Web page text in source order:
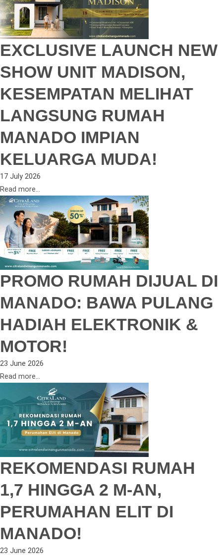
EXCLUSIVE LAUNCH NEW
SHOW UNIT MADISON,
KESEMPATAN MELIHAT
LANGSUNG RUMAH
MANADO IMPIAN
KELUARGA MUDA!
17 July 2026
Read more...
PROMO RUMAH DIJUAL DI
MANADO: BAWA PULANG
HADIAH ELEKTRONIK &
MOTOR!
23 June 2026
Read more...
REKOMENDASI RUMAH
1,7 HINGGA 2 M-AN,
PERUMAHAN ELIT DI
MANADO!
23 June 2026